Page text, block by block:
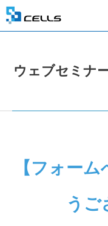
ウェブセミナ
【フォー
うご